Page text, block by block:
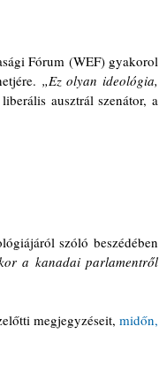
Fórum (WEF) gyakorol
„Ez olyan ideológia,
ausztrál szenátor, a
szóló beszédében
a kanadai parlamentről
megjegyzéseit, midőn,